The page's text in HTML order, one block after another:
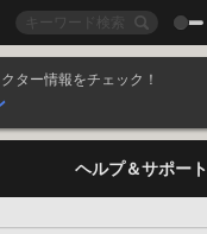
ター情報をチェック！
ヘルプ＆サポート